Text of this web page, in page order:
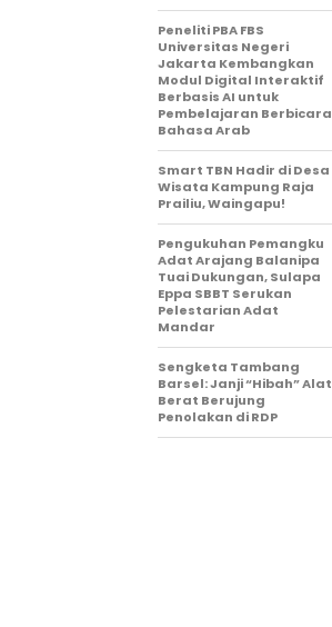
Peneliti PBA FBS
Universitas Negeri
Jakarta Kembangkan
Modul Digital Interaktif
Berbasis AI untuk
Pembelajaran Berbicara
Bahasa Arab
Smart TBN Hadir di Desa
Wisata Kampung Raja
Prailiu, Waingapu!
Pengukuhan Pemangku
Adat Arajang Balanipa
Tuai Dukungan, Sulapa
Eppa SBBT Serukan
Pelestarian Adat
Mandar
Sengketa Tambang
Barsel: Janji “Hibah” Alat
Berat Berujung
Penolakan di RDP